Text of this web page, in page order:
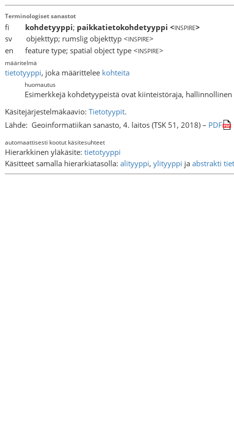
Terminologiset sanastot
fi kohdetyyppi; paikkatietokohdetyyppi <INSPIRE>
sv objekttyp; rumslig objekttyp <INSPIRE>
en feature type; spatial object type <INSPIRE>
määritelmä
tietotyyppi, joka määrittelee kohteita
huomautus
Esimerkkejä kohdetyypeistä ovat kiinteistöraja,
Käsitejärjestelmäkaavio: Tietotyypit.
Lähde: Geoinformatiikan sanasto, 4. laitos (TSK 51, 2018) – PDF
automaattisesti kootut käsitesuhteet
Hierarkkinen yläkäsite: tietotyyppi
Käsitteet samalla hierarkiatasolla: alityyppi, ylityyppi ja abstrakti